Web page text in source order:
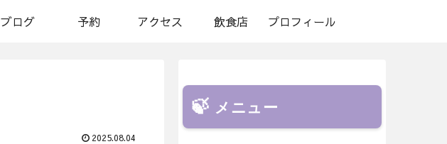
ブログ 予約 アクセス 飲食店 プロフィール
2025.08.04
メニュー